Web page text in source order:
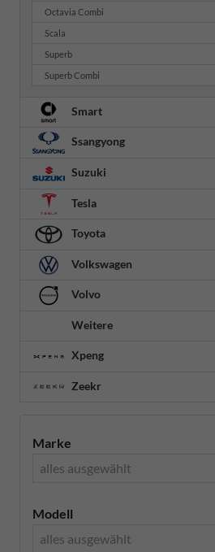
Octavia Combi
Scala
Superb
Superb Combi
Smart
Ssangyong
Suzuki
Tesla
Toyota
Volkswagen
Volvo
Weitere
Xpeng
Zeekr
Marke
alles ausgewählt
Modell
alles ausgewählt